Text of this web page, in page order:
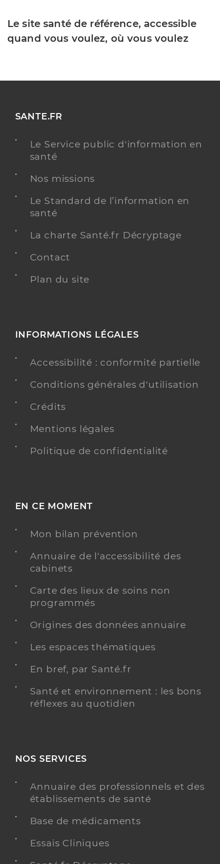
Le site santé de référence, accessible
quand vous voulez, où vous voulez
SANTE.FR
Le Service public d'information en
santé
Nos missions
Le Standard de l’information en
santé
La charte Santé.fr Décryptage
Contact
Plan du site
INFORMATIONS LÉGALES
Accessibilité : conformité partielle
Conditions générales d'utilisation
Crédits
Mentions légales
Politique de confidentialité
EN CE MOMENT
Mon bilan prévention
Annuaire de l'accessibilité des
cabinets
Carte des lieux de soins non
programmés
Origines des données annuaire
Les espaces thématiques
En bref, par Santé.fr
Santé et environnement : les bons
réflexes au quotidien
NOS SERVICES
Annuaire des professionnels et des
établissements de santé
Base de médicaments
Essais Cliniques